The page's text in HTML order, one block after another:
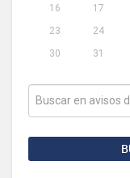
16
17
23
24
30
31